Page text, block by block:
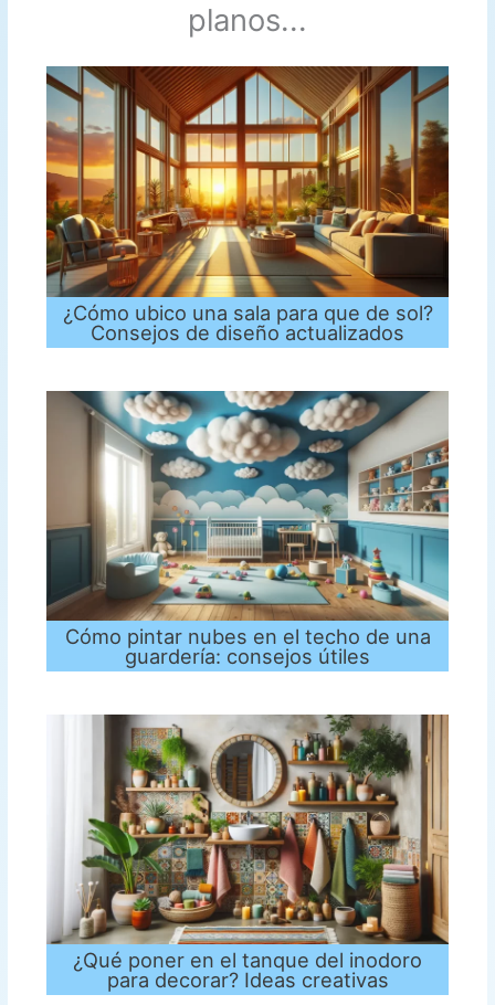
planos...
¿Cómo ubico una sala para que de sol?
Consejos de diseño actualizados
Cómo pintar nubes en el techo de una
guardería: consejos útiles
¿Qué poner en el tanque del inodoro
para decorar? Ideas creativas